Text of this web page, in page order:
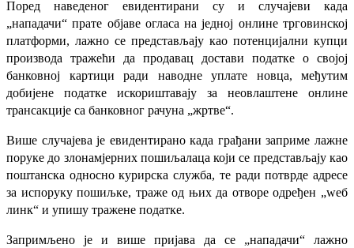
Поред наведеног евидентирани су и случајеви када
„нападачи“ прате објаве огласа на једној онлине трговинској
платформи, лажно се представљају као потенцијални купци
производа тражећи да продавац достави податке о својој
банковној картици ради наводне уплате новца, међутим
добијене податке искориштавају за неовлаштене онлине
трансакције са банковног рачуна „жртве“.
Више случајева је евидентирано када грађани заприме лажне
поруке до злонамјерних пошиљалаца који се представљају као
поштанска односно курирска служба, те ради потврде адресе
за испоруку пошиљке, траже од њих да отворе одређен „wеб
линк“ и упишу тражене податке.
Запримљено је и више пријава да се „нападачи“ лажно